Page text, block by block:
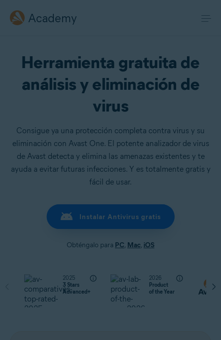
Academy
Herramienta gratuita de
análisis y eliminación de
virus
Consigue ya una protección completa contra virus y su
eliminación con Avast One. El potente analizador de virus
de Avast detecta y elimina las amenazas existentes y te
ayuda a evitar futuras infecciones. Y es totalmente gratis y
fácil de usar.
Instalar Antivirus gratis
Obténgalo para PC, Mac, iOS
2025
3 Stars
Advanced+
2026
Product
of the Year